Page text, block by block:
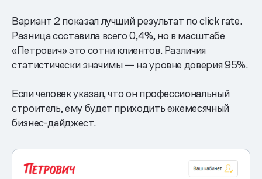
Вариант 2 показал лучший результат по click rate.
Разница составила всего 0,4%, но в масштабе
«Петрович» это сотни клиентов. Различия
статистически значимы — на уровне доверия 95%.
Если человек указал, что он профессиональный
строитель, ему будет приходить ежемесячный
бизнес-дайджест.